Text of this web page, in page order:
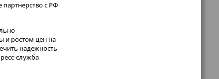
партнерство с РФ
и ростом цен на
надежность
служба